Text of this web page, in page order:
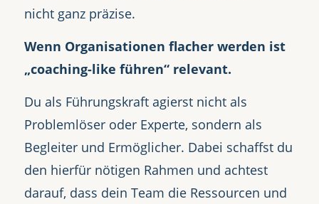
nicht ganz präzise.
Wenn Organisationen flacher werden ist
„coaching-like führen“ relevant.
Du als Führungskraft agierst nicht als
Problemlöser oder Experte, sondern als
Begleiter und Ermöglicher. Dabei schaffst du
den hierfür nötigen Rahmen und achtest
darauf, dass dein Team die Ressourcen und